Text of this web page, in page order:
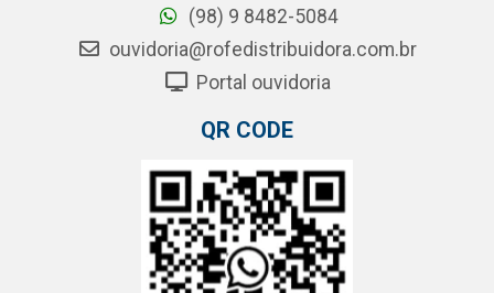
(98) 9 8482-5084
ouvidoria@rofedistribuidora.com.br
Portal ouvidoria
QR CODE